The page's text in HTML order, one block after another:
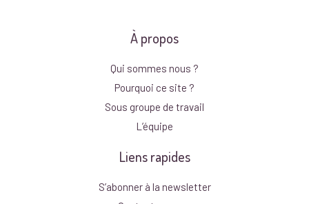
À propos
Qui sommes nous ?
Pourquoi ce site ?
Sous groupe de travail
L’équipe
Liens rapides
S’abonner à la newsletter